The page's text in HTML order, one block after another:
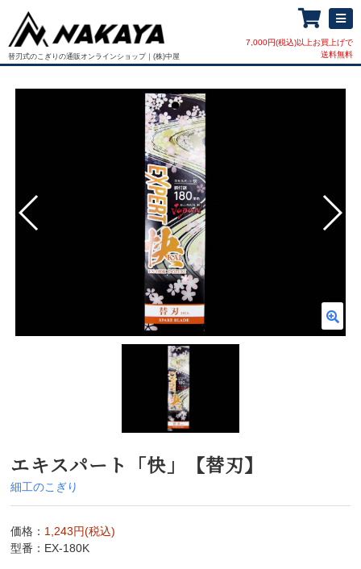
替刃式のこぎりの通販オンラインショップ｜(株)中屋
7,000円(税込)以上お買上げで
送料無料
エキスパート「快」【替刃】
細工のこぎり
価格
1,243円(税込)
型番
EX-180K